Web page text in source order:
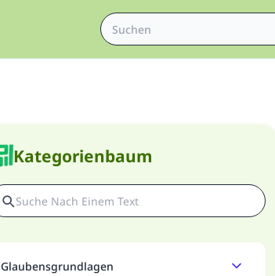
Kategorienbaum
Glaubensgrundlagen